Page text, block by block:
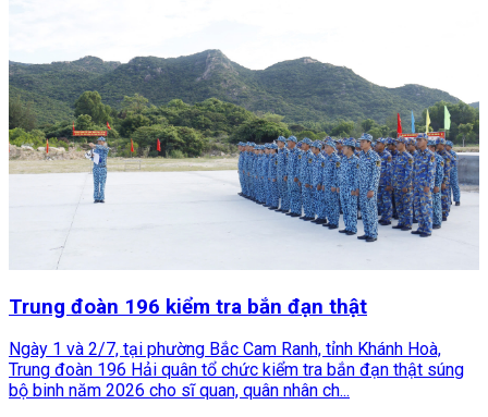
Trung đoàn 196 kiểm tra bắn đạn thật
Ngày 1 và 2/7, tại phường Bắc Cam Ranh, tỉnh Khánh Hoà,
Trung đoàn 196 Hải quân tổ chức kiểm tra bắn đạn thật súng
bộ binh năm 2026 cho sĩ quan, quân nhân ch...